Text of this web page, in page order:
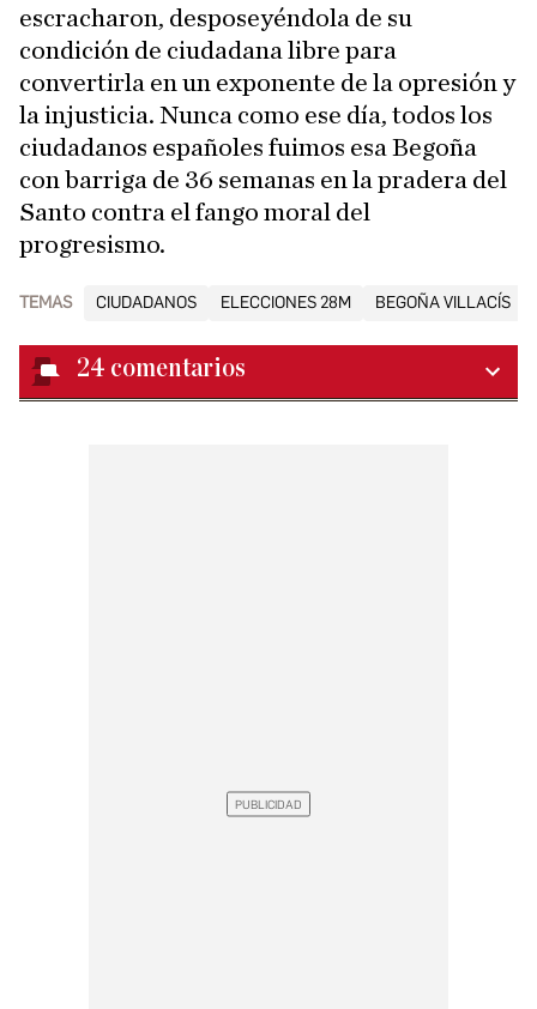
escracharon, desposeyéndola de su
condición de ciudadana libre para
convertirla en un exponente de la opresión y
la injusticia. Nunca como ese día, todos los
ciudadanos españoles fuimos esa Begoña
con barriga de 36 semanas en la pradera del
Santo contra el fango moral del
progresismo.
TEMAS CIUDADANOS ELECCIONES 28M BEGOÑA VILLACÍS
24 comentarios